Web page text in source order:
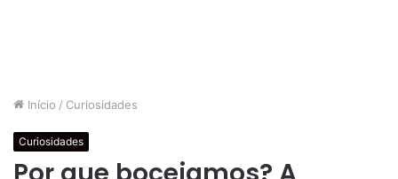
Início / Curiosidades
Curiosidades